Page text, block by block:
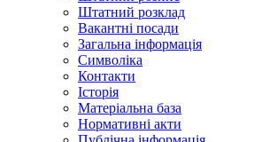
Штатний розклад
Вакантні посади
Загальна інформація
Символіка
Контакти
Історія
Матеріальна база
Нормативні акти